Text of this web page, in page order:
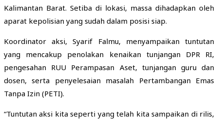
Kalimantan Barat. Setiba di lokasi, massa dihadapkan oleh
aparat kepolisian yang sudah dalam posisi siap.
Koordinator aksi, Syarif Falmu, menyampaikan tuntutan
yang mencakup penolakan kenaikan tunjangan DPR RI,
pengesahan RUU Perampasan Aset, tunjangan guru dan
dosen, serta penyelesaian masalah Pertambangan Emas
Tanpa Izin (PETI).
“Tuntutan aksi kita seperti yang telah kita sampaikan di rilis,